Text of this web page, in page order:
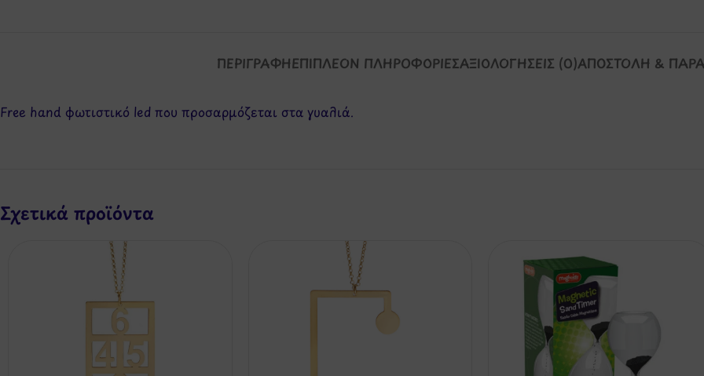
ΠΕΡΙΓΡΑΦΉΕΠΙΠΛΈΟΝ ΠΛΗΡΟΦΟΡΊΕΣΑΞΙΟΛΟΓΉΣΕΙΣ (0)ΑΠΟΣΤΟΛΉ &
Free hand φωτιστικό led που προσαρμόζεται στα γυαλιά.
Σχετικά προϊόντα